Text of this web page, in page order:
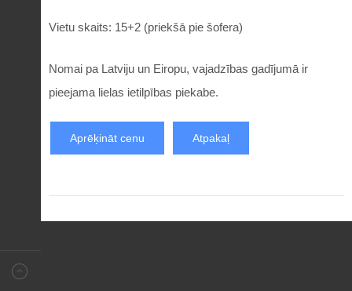
Vietu skaits: 15+2 (priekšā pie šofera)
Nomai pa Latviju un Eiropu, vajadzības gadījumā ir
pieejama lielas ietilpības piekabe.
Aprēķināt cenu